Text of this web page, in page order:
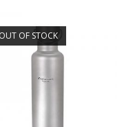
OUT OF STOCK